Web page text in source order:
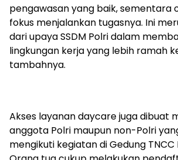
pengawasan yang baik, sementara
fokus menjalankan tugasnya. Ini
dari upaya SSDM Polri dalam
lingkungan kerja yang lebih ramah
tambahnya.
Akses layanan daycare juga dibuat
anggota Polri maupun non-Polri
mengikuti kegiatan di Gedung TNCC